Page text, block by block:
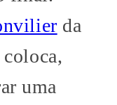
da
uma